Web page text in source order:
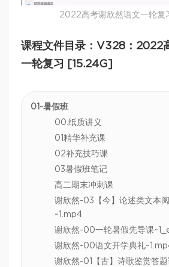
2022高考谢欣然语文一轮复
课程文件目录：V328：2022
一轮复习 [15.24G]
01-暑假班
00.纸质讲义
01精华补充课
02补充技巧课
03暑假班笔记
高二期末冲刺课
谢欣然-03【今】论述类文本
~1.mp4
谢欣然-00一轮暑假先导课
谢欣然-00语文开学典礼
谢欣然-01【古】诗歌鉴赏答